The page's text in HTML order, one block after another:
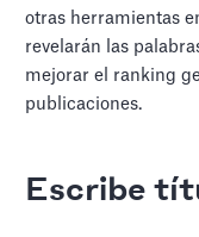
otras herramientas
revelarán las
mejorar el ranking
publicaciones.
Escribe